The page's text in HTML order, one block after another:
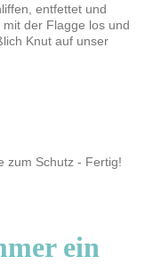
entfettet und
der Flagge los und
Knut auf unser
zum Schutz - Fertig!
ein